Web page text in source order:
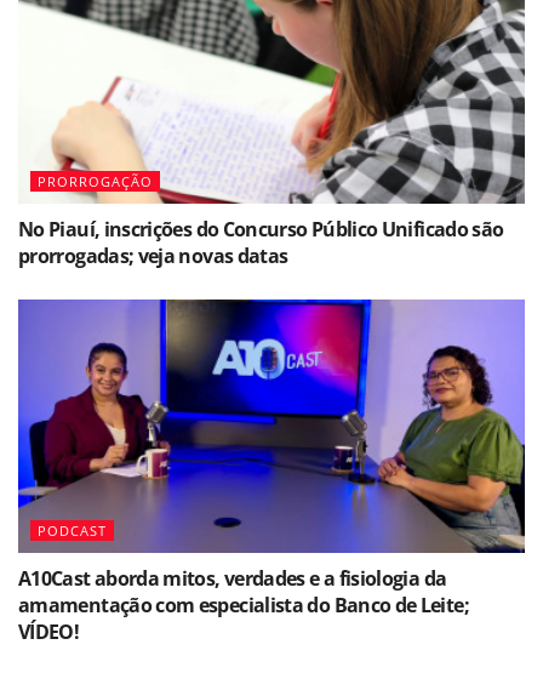
PRORROGAÇÃO
No Piauí, inscrições do Concurso Público Unificado são
prorrogadas; veja novas datas
PODCAST
A10Cast aborda mitos, verdades e a fisiologia da
amamentação com especialista do Banco de Leite;
VÍDEO!